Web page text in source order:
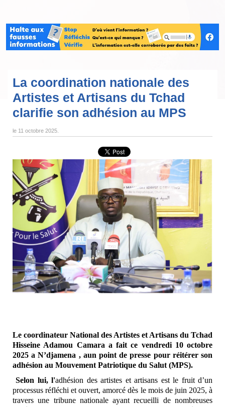
La coordination nationale des
Artistes et Artisans du Tchad
clarifie son adhésion au MPS
le 11 octobre 2025
Le coordinateur National des Artistes et Artisans du Tchad
Hisseine Adamou Camara a fait ce vendredi 10 octobre
2025 a N’djamena , aun point de presse pour réitérer son
adhésion au Mouvement Patriotique du Salut (MPS).
Selon lui, l'adhésion des artistes et artisans est le fruit d’un
processus réfléchi et ouvert, amorcé dès le mois de juin 2025, à
travers une tribune nationale ayant recueilli de nombreuses